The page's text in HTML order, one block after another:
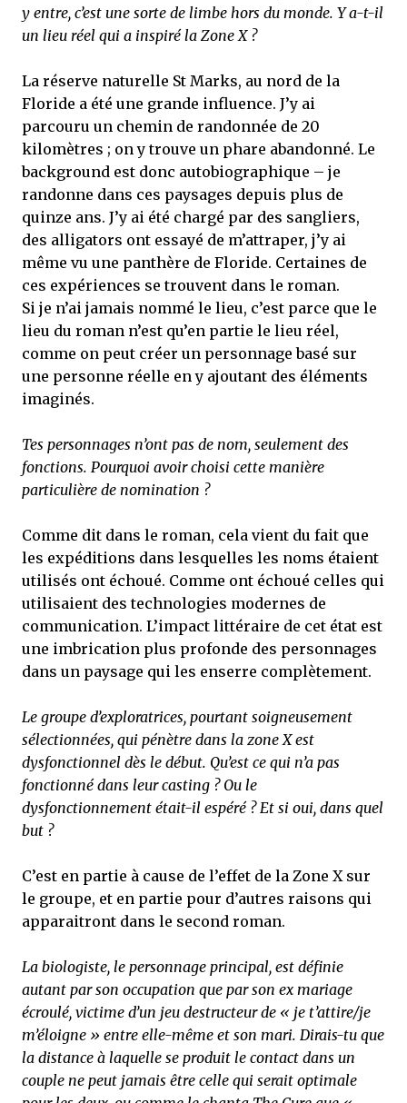
y entre, c’est une sorte de limbe hors du monde. Y a-t-il
un lieu réel qui a inspiré la Zone X ?
La réserve naturelle St Marks, au nord de la
Floride a été une grande influence. J’y ai
parcouru un chemin de randonnée de 20
kilomètres ; on y trouve un phare abandonné. Le
background est donc autobiographique – je
randonne dans ces paysages depuis plus de
quinze ans. J’y ai été chargé par des sangliers,
des alligators ont essayé de m’attraper, j’y ai
même vu une panthère de Floride. Certaines de
ces expériences se trouvent dans le roman.
Si je n’ai jamais nommé le lieu, c’est parce que le
lieu du roman n’est qu’en partie le lieu réel,
comme on peut créer un personnage basé sur
une personne réelle en y ajoutant des éléments
imaginés.
Tes personnages n’ont pas de nom, seulement des
fonctions. Pourquoi avoir choisi cette manière
particulière de nomination ?
Comme dit dans le roman, cela vient du fait que
les expéditions dans lesquelles les noms étaient
utilisés ont échoué. Comme ont échoué celles qui
utilisaient des technologies modernes de
communication. L’impact littéraire de cet état est
une imbrication plus profonde des personnages
dans un paysage qui les enserre complètement.
Le groupe d’exploratrices, pourtant soigneusement
sélectionnées, qui pénètre dans la zone X est
dysfonctionnel dès le début. Qu’est ce qui n’a pas
fonctionné dans leur casting ? Ou le
dysfonctionnement était-il espéré ? Et si oui, dans quel
but ?
C’est en partie à cause de l’effet de la Zone X sur
le groupe, et en partie pour d’autres raisons qui
apparaitront dans le second roman.
La biologiste, le personnage principal, est définie
autant par son occupation que par son ex mariage
écroulé, victime d’un jeu destructeur de « je t’attire/je
m’éloigne » entre elle-même et son mari. Dirais-tu que
la distance à laquelle se produit le contact dans un
couple ne peut jamais être celle qui serait optimale